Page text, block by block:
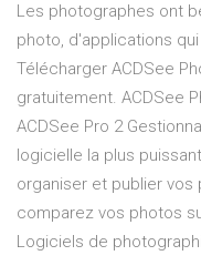
Les photographes ont
photo, d'applications
Télécharger ACDSee
gratuitement. ACDSee
ACDSee Pro 2
logicielle la plus
organiser et publier
comparez vos photos
Logiciels de